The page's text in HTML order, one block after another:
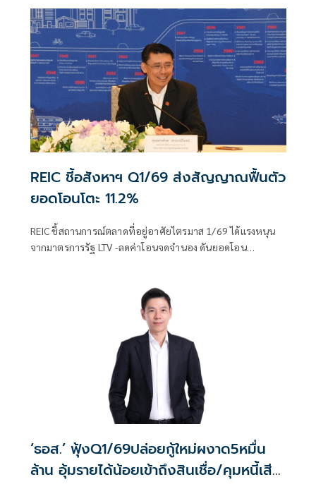
Scoring ช่วยวิเคราะห์ข้อมูล พร้อมปั้นแผนระยะยาว 5 ปี เดิน
เครื่องหนุนคนไทยมีบ้าน เตรียมออกมาตรการแก้ปัญหา
อุปทานล้นตลาด
REIC ชี้อสังหาฯ Q1/69 ส่งสัญญาณฟื้นตัว
ยอดโอนโตะ 11.2%
REIC ชี้สถานการณ์ตลาดที่อยู่อาศัยไตรมาส 1/69 ได้แรงหนุน
จากมาตรการรัฐ LTV -ลดค่าโอนจดจำนอง ดันยอดโอน
หนุน ด้านแบงก์แห่แข่งตลาดรีไฟแนนซ์
‘ธอส.’ ฟุ้งQ1/69ปล่อยกู้ใหม่ผงาด5หมื่น
ล้าน อุ้มรายได้น้อยเข้าถึงสินเชื่อ/คุมหนี้เสีย